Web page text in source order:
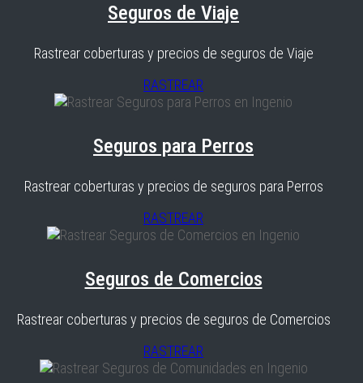
Seguros de Viaje
Rastrear coberturas y precios de seguros de Viaje
RASTREAR
Seguros para Perros
Rastrear coberturas y precios de seguros para Perros
RASTREAR
Seguros de Comercios
Rastrear coberturas y precios de seguros de Comercios
RASTREAR